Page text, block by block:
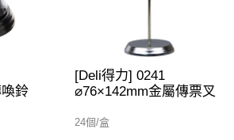
鈴
[Deli得力] 0241
⌀76×142mm金屬傳票叉
24個/盒